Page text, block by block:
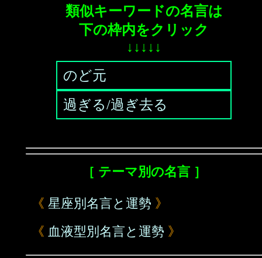
類似キーワードの名言は
下の枠内をクリック
↓↓↓↓↓
のど元
過ぎる/過ぎ去る
［ テーマ別の名言 ］
《 星座別名言と運勢 》
《 血液型別名言と運勢 》